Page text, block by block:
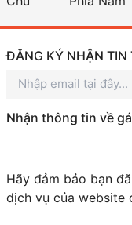
lượng, đáp ứng
bè hoặc đơn giản
giờ học căng
nghiệm đáng nhớ
baby sugar Thừa
ĐĂNG KÝ NHẬN TIN
Nhận thông tin về
Hãy đảm bảo bạn
dịch vụ của website